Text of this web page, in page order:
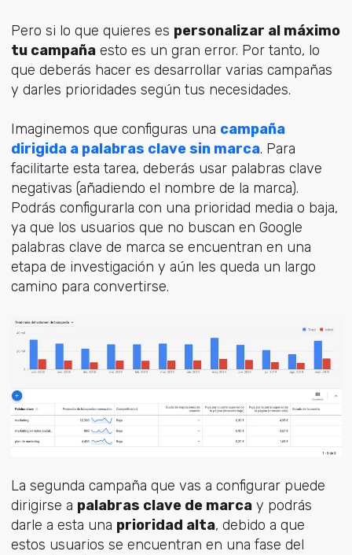
Pero si lo que quieres es personalizar al máximo
tu campañaesto es un gran error. Por tanto, lo
que deberás hacer es desarrollar varias campañas
y darles prioridades según tus necesidades.
Imaginemos que configuras una campaña
dirigida a palabras clave sin marca. Para
facilitarte esta tarea, deberás usar palabras clave
negativas (añadiendo el nombre de la marca).
Podrás configurarla con una prioridad media o baja,
ya que los usuarios que no buscan en Google
palabras clave de marca se encuentran en una
etapa de investigación y aún les queda un largo
camino para convertirse.
La segunda campaña que vas a configurar puede
dirigirse a palabras clave de marcay podrás
darle a esta una prioridad alta, debido a que
estos usuarios se encuentran en una fase del